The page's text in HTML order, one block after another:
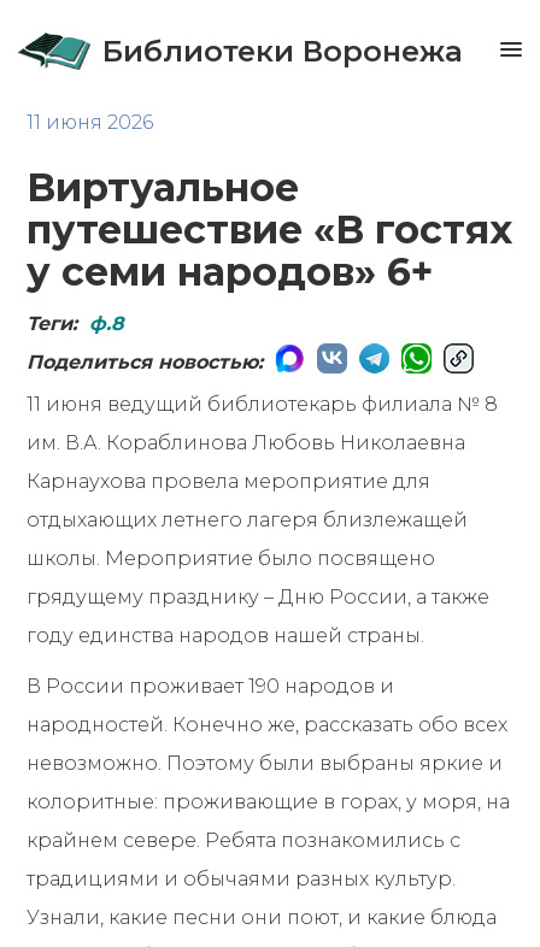
Библиотеки Воронежа
11 июня 2026
Виртуальное
путешествие «В гостях
у семи народов» 6+
Теги: ф.8
Поделиться новостью:
11 июня ведущий библиотекарь филиала № 8
им. В.А. Кораблинова Любовь Николаевна
Карнаухова провела мероприятие для
отдыхающих летнего лагеря близлежащей
школы. Мероприятие было посвящено
грядущему празднику – Дню России, а также
году единства народов нашей страны.
В России проживает 190 народов и
народностей. Конечно же, рассказать обо всех
невозможно. Поэтому были выбраны яркие и
колоритные: проживающие в горах, у моря, на
крайнем севере. Ребята познакомились с
традициями и обычаями разных культур.
Узнали, какие песни они поют, и какие блюда